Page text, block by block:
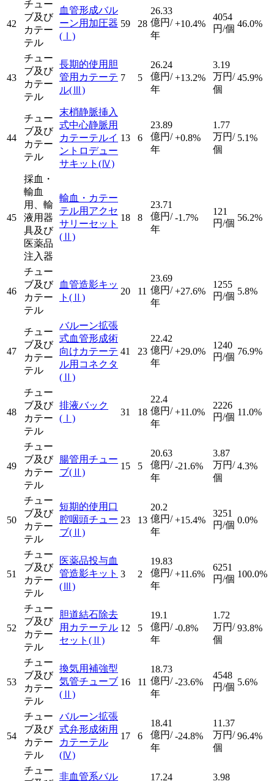
42
チュー
ブ及び
カテー
テル
血管形成バル
ーン用加圧器
(Ⅰ)
59 28
26.33
億円/
年
+10.4%
4054
円/個 46.0%
43
チュー
ブ及び
カテー
テル
長期的使用胆
管用カテーテ
ル(Ⅲ)
7 5
26.24
億円/
年
+13.2%
3.19
万円/
個
45.9%
44
チュー
ブ及び
カテー
テル
末梢静脈挿入
式中心静脈用
カテーテルイ
ントロデュー
サキット (Ⅳ)
13 6
23.89
億円/
年
+0.8%
1.77
万円/
個
5.1%
45
採血・
輸血
用、輸
液用器
具及び
医薬品
注入器
輸血・カテー
テル用アクセ
サリーセット
(Ⅱ)
18 8
23.71
億円/
年
-1.7%
121
円/個
56.2%
46
チュー
ブ及び
カテー
テル
血管造影キッ
ト (Ⅱ)
20 11
23.69
億円/
年
+27.6%
1255
円/個 5.8%
47
チュー
ブ及び
カテー
テル
バルーン拡張
式血管形成術
向けカテーテ
ル用コネクタ
(Ⅱ)
41 23
22.42
億円/
年
+29.0%
1240
円/個
76.9%
48
チュー
ブ及び
カテー
テル
排液バック
(Ⅰ)
31 18
22.4
億円/
年
+11.0%
2226
円/個 11.0%
49
チュー
ブ及び
カテー
テル
腸管用チュー
ブ(Ⅱ)
15 5
20.63
億円/
年
-21.6%
3.87
万円/
個
4.3%
50
チュー
ブ及び
カテー
テル
短期的使用口
腔咽頭チュー
ブ(Ⅱ)
23 13
20.2
億円/
年
+15.4%
3251
円/個 0.0%
51
チュー
ブ及び
カテー
テル
医薬品投与血
管造影キット
(Ⅲ)
3 2
19.83
億円/
年
+11.6%
6251
円/個 100.0%
52
チュー
ブ及び
カテー
テル
胆道結石除去
用カテーテル
セット (Ⅱ)
12 5
19.1
億円/
年
-0.8%
1.72
万円/
個
93.8%
53
チュー
ブ及び
カテー
テル
換気用補強型
気管チューブ
(Ⅱ)
16 11
18.73
億円/
年
-23.6%
4548
円/個 5.6%
54
チュー
ブ及び
カテー
テル
バルーン拡張
式弁形成術用
カテーテル
(Ⅳ)
17 6
18.41
億円/
年
-24.8%
11.37
万円/
個
96.4%
チュー
非血管系バル
17.24
3.98